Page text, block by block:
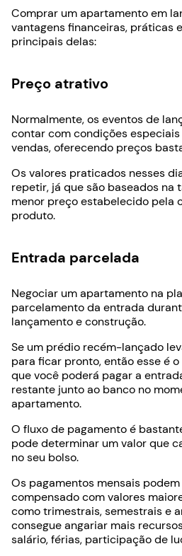
Comprar um apartamento em
vantagens financeiras, práticas
principais delas:
Preço atrativo
Normalmente, os eventos de
contar com condições
vendas, oferecendo preços
Os valores praticados nesses
repetir, já que são baseados na
menor preço estabelecido pela
produto.
Entrada parcelada
Negociar um apartamento na
parcelamento da entrada
lançamento e construção.
Se um prédio recém-lançado
para ficar pronto, então esse é
que você poderá pagar a
restante junto ao banco no
apartamento.
O fluxo de pagamento é
pode determinar um valor que
no seu bolso.
Os pagamentos mensais
compensado com valores
como trimestrais, semestrais e
consegue angariar mais
salário, férias, participação de